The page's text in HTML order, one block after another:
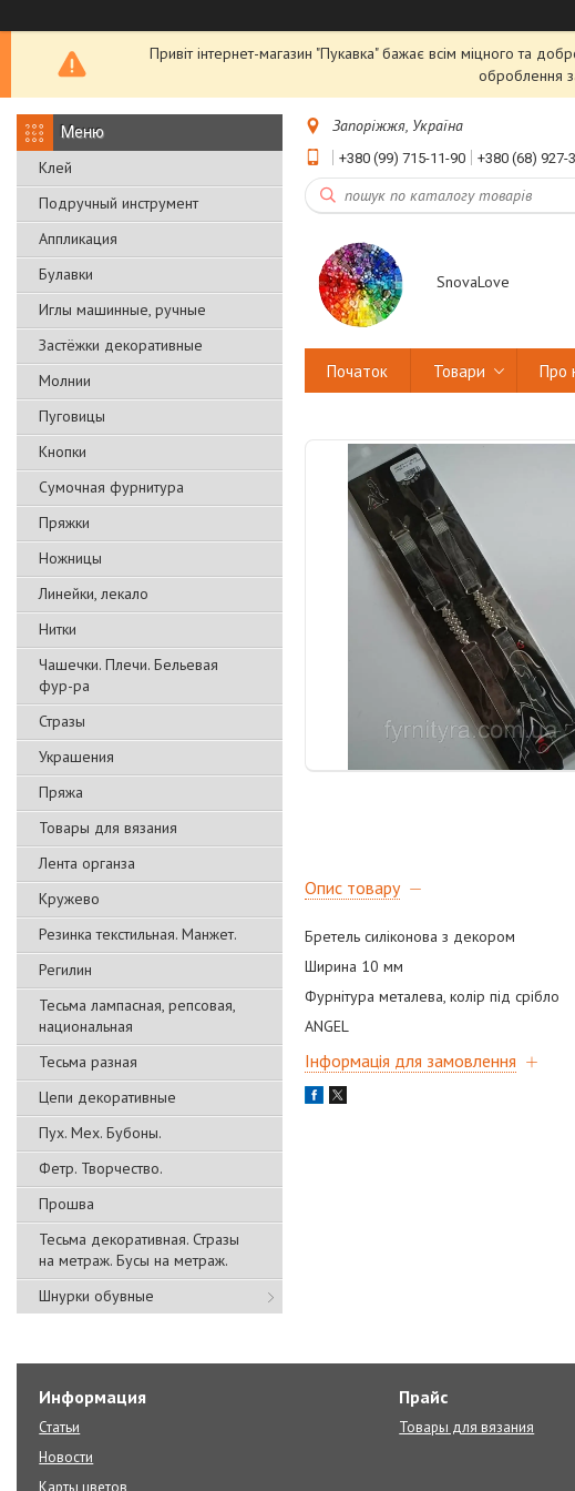
Привіт інтернет-магазин "Пукавка" бажає всім міцного та
оброблення
Клей
Подручный инструмент
Аппликация
Булавки
Иглы машинные, ручные
Застёжки декоративные
Молнии
Пуговицы
Кнопки
Сумочная фурнитура
Пряжки
Ножницы
Линейки, лекало
Нитки
Чашечки. Плечи. Бельевая
фур-ра
Стразы
Украшения
Пряжа
Товары для вязания
Лента органза
Кружево
Резинка текстильная. Манжет.
Регилин
Тесьма лампасная, репсовая,
национальная
Тесьма разная
Цепи декоративные
Пух. Мех. Бубоны.
Фетр. Творчество.
Прошва
Тесьма декоративная. Стразы
на метраж. Бусы на метраж.
Шнурки обувные
Запоріжжя, Україна
+380 (99) 715-11-90 +380 (68) 927-
SnovaLove
Початок Товари Про
Опис товару
Бретель силіконова з декором
Ширина 10 мм
Фурнітура металева, колір під срібло
ANGEL
Інформація для замовлення
Информация
Статьи
Новости
Карты цветов
Прайс
Товары для вязания